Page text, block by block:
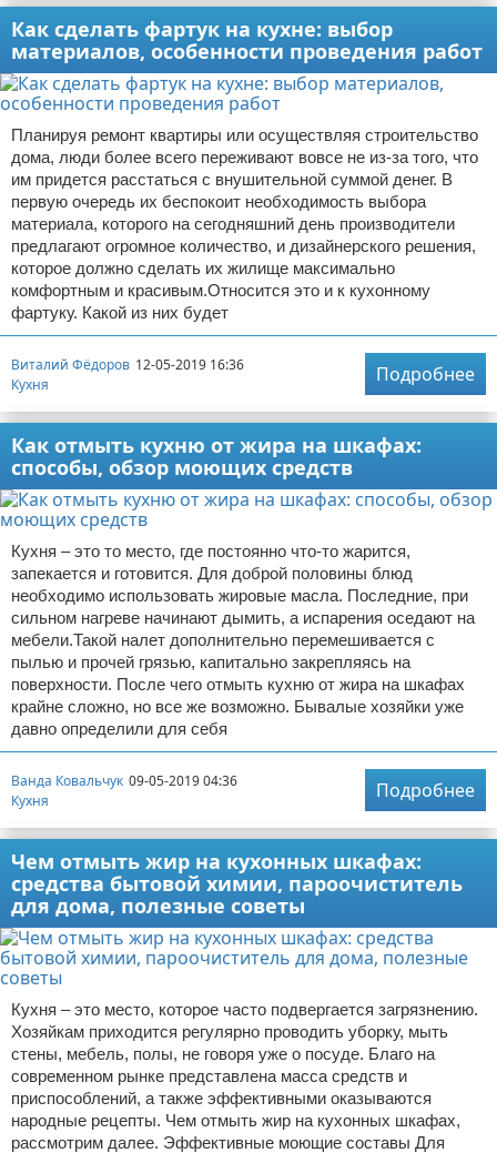
Как сделать фартук на кухне: выбор
материалов, особенности проведения работ
Планируя ремонт квартиры или осуществляя строительство
дома, люди более всего переживают вовсе не из-за того, что
им придется расстаться с внушительной суммой денег. В
первую очередь их беспокоит необходимость выбора
материала, которого на сегодняшний день производители
предлагают огромное количество, и дизайнерского решения,
которое должно сделать их жилище максимально
комфортным и красивым.Относится это и к кухонному
фартуку. Какой из них будет
Виталий Фёдоров 12-05-2019 16:36
Кухня
Подробнее
Как отмыть кухню от жира на шкафах:
способы, обзор моющих средств
Кухня – это то место, где постоянно что-то жарится,
запекается и готовится. Для доброй половины блюд
необходимо использовать жировые масла. Последние, при
сильном нагреве начинают дымить, а испарения оседают на
мебели.Такой налет дополнительно перемешивается с
пылью и прочей грязью, капитально закрепляясь на
поверхности. После чего отмыть кухню от жира на шкафах
крайне сложно, но все же возможно. Бывалые хозяйки уже
давно определили для себя
Ванда Ковальчук 09-05-2019 04:36
Кухня
Подробнее
Чем отмыть жир на кухонных шкафах:
средства бытовой химии, пароочиститель
для дома, полезные советы
Кухня – это место, которое часто подвергается загрязнению.
Хозяйкам приходится регулярно проводить уборку, мыть
стены, мебель, полы, не говоря уже о посуде. Благо на
современном рынке представлена масса средств и
приспособлений, а также эффективными оказываются
народные рецепты. Чем отмыть жир на кухонных шкафах,
рассмотрим далее. Эффективные моющие составы Для